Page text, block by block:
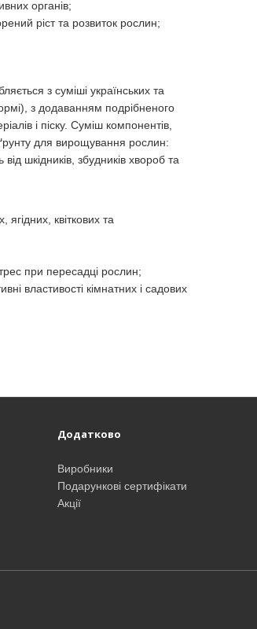
органів;
ріст та розвиток рослин;
з суміші українських та
з додаванням подрібненого
і піску. Суміш компонентів,
для вирощування рослин:
шкідників, збудників хвороб та
квіткових та
при пересадці рослин;
властивості кімнатних і садових
Додатково
Виробники
Подарункові сертифікати
Акції